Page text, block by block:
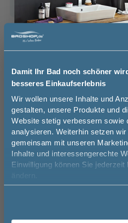
Damit Ihr Bad noch schöner
besseres Einkaufserlebnis
Wir wollen unsere Inhalte und
gestalten, unsere Produkte und
Website stetig verbessern sowie
analysieren. Weiterhin setzen
gemeinsam mit unseren
Inhalte und interessengerechte
Einwilligung können Sie jederzeit
ändern.
Das passt dazu
Waschtischarmatur (3)
TOPSELLER -10%
Jetzt 50 €
Melde Sie sich
Newsletter an
50€* auf Ihre